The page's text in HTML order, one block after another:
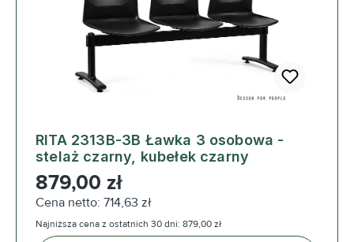
RITA 2313B-3B Ławka 3 osobowa -
stelaż czarny, kubełek czarny
Cena regularna:
879,00 zł
Cena netto: 714,63 zł
Najniższa cena z ostatnich 30 dni: 879,00 zł